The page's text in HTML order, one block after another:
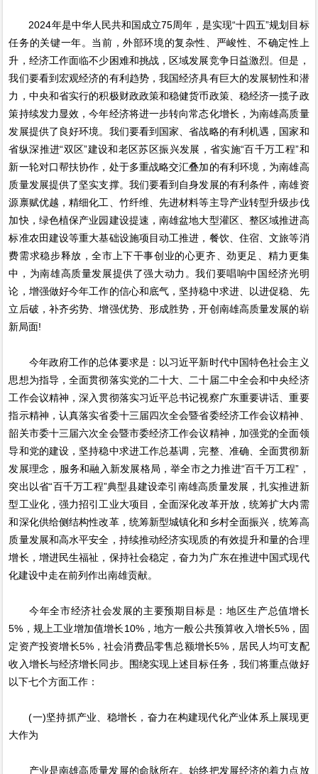
2024年是中华人民共和国成立75周年，是实现“十四五”规划目标
任务的关键一年。当前，外部环境的复杂性、严峻性、不确定性上
升，经济工作面临不少困难和挑战，区域发展竞争日益激烈。但是，
我们要看到宏观经济的有利趋势，我国经济具有巨大的发展韧性和潜
力，中央和省实行的积极财政政策和稳健货币政策、稳经济一揽子政
策持续发力显效，今年经济将进一步转向常态化增长，为南雄高质量
发展提供了良好环境。我们要看到国家、省战略的有利机遇，国家和
省纵深推进“双区”建设和老区苏区振兴发展，省实施“百千万工程”和
新一轮对口帮扶协作，处于多重战略交汇叠加的有利环境，为南雄高
质量发展提供了坚实支撑。我们要看到自身发展的有利条件，南雄资
源禀赋优越，精细化工、竹纤维、先进材料等主导产业转型升级步伐
加快，绿色植保产业园建设提速，南雄盆地大型灌区、整区域推进高
标准农田建设等重大基础设施项目动工推进，餐饮、住宿、文旅等消
费需求稳步释放，全市上下干事创业的心更齐、劲更足、精力更集
中，为南雄高质量发展提供了强大动力。我们要唱响中国经济光明
论，增强做好今年工作的信心和底气，坚持稳中求进、以进促稳、先
立后破，补齐劣势、增强优势、形成胜势，开创南雄高质量发展的崭
新局面!
今年政府工作的总体要求是：以习近平新时代中国特色社会主义
思想为指导，全面贯彻落实党的二十大、二十届二中全会和中央经济
工作会议精神，深入贯彻落实习近平总书记视察广东重要讲话、重要
指示精神，认真落实省委十三届四次全会暨省委经济工作会议精神、
韶关市委十三届六次全会暨市委经济工作会议精神，加强党的全面领
导和党的建设，坚持稳中求进工作总基调，完整、准确、全面贯彻新
发展理念，服务和融入新发展格局，举全市之力推进“百千万工程”，
突出以省“百千万工程”典型县建设牵引南雄高质量发展，扎实推进新
型工业化，强力招引工业大项目，全面深化改革开放，统筹扩大内需
和深化供给侧结构性改革，统筹新型城镇化和乡村全面振兴，统筹高
质量发展和高水平安全，持续推动经济实现质的有效提升和量的合理
增长，增进民生福祉，保持社会稳定，奋力为广东在推进中国式现代
化建设中走在前列作出南雄贡献。
今年全市经济社会发展的主要预期目标是：地区生产总值增长
5%，规上工业增加值增长10%，地方一般公共预算收入增长5%，固
定资产投资增长5%，社会消费品零售总额增长5%，居民人均可支配
收入增长与经济增长同步。围绕实现上述目标任务，我们将重点做好
以下七个方面工作：
(一)坚持抓产业、稳增长，奋力在构建现代化产业体系上展现更
大作为
产业是南雄高质量发展的命脉所在。始终把发展经济的着力点放